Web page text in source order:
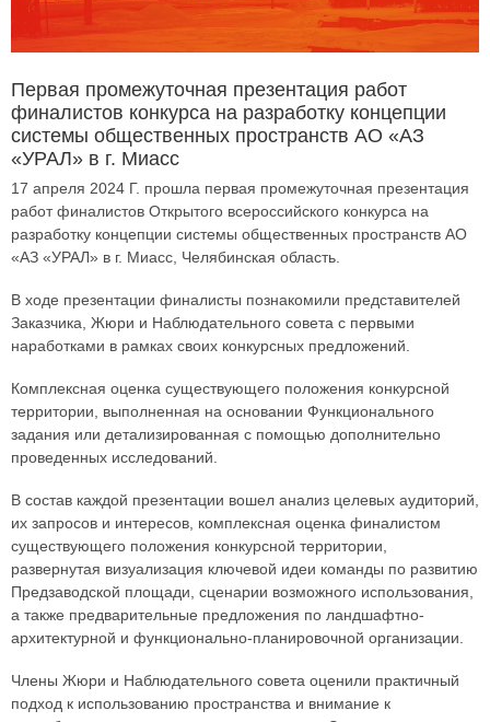
Первая промежуточная презентация работ
финалистов конкурса на разработку концепции
системы общественных пространств АО «АЗ
«УРАЛ» в г. Миасс
17 апреля 2024 Г. прошла первая промежуточная презентация
работ финалистов Открытого всероссийского конкурса на
разработку концепции системы общественных пространств АО
«АЗ «УРАЛ» в г. Миасс, Челябинская область.
В ходе презентации финалисты познакомили представителей
Заказчика, Жюри и Наблюдательного совета с первыми
наработками в рамках своих конкурсных предложений.
Комплексная оценка существующего положения конкурсной
территории, выполненная на основании Функционального
задания или детализированная с помощью дополнительно
проведенных исследований.
В состав каждой презентации вошел анализ целевых аудиторий,
их запросов и интересов, комплексная оценка финалистом
существующего положения конкурсной территории,
развернутая визуализация ключевой идеи команды по развитию
Предзаводской площади, сценарии возможного использования,
а также предварительные предложения по ландшафтно-
архитектурной и функционально-планировочной организации.
Члены Жюри и Наблюдательного совета оценили практичный
подход к использованию пространства и внимание к